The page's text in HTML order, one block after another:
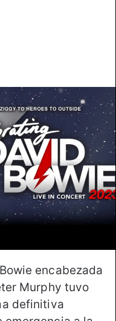
encabezada
Murphy tuvo
definitiva